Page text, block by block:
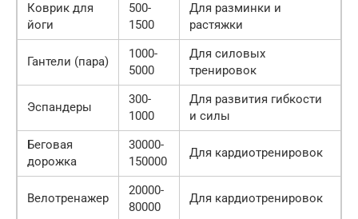
Коврик для
йоги
500-
1500
Для разминки и
растяжки
Гантели (пара)
1000-
5000
Для силовых
тренировок
Эспандеры
300-
1000
Для развития гибкости
и силы
Беговая
дорожка
30000-
150000
Для кардиотренировок
Велотренажер
20000-
80000
Для кардиотренировок